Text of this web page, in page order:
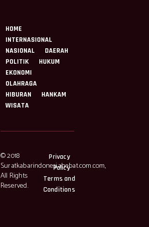
HOME
INTERNASIONAL
NASIONAL
DAERAH
POLITIK
HUKUM
EKONOMI
OLAHRAGA
HIBURAN
HANKAM
WISATA
© 2018
Suratkabarindonesiahebat.com.com,
All Rights
Reserved.
Privacy
Policy
Terms and
Conditions